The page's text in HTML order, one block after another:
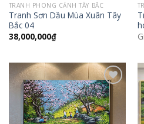
TRANH PHONG CẢNH TÂY BẮC
Tranh Sơn Dầu Mùa Xuân Tây
Bắc 04
38,000,000₫
Add to
Wishlist